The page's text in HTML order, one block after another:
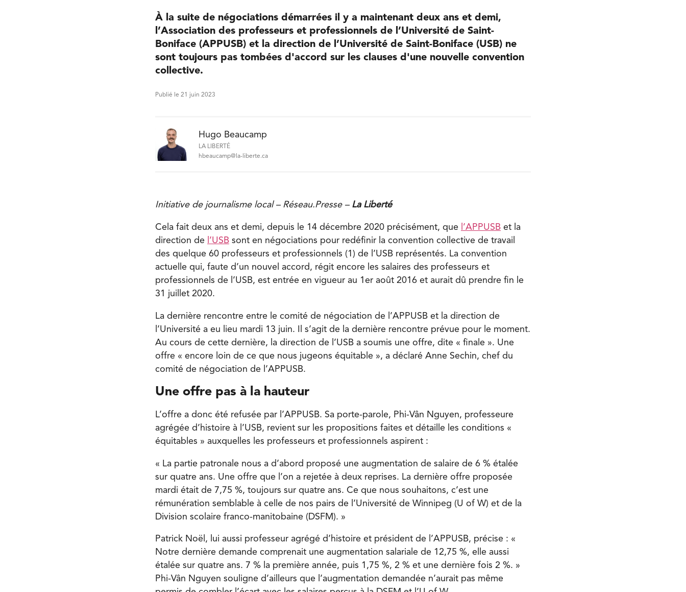
À la suite de négociations démarrées il y a maintenant deux ans et demi,
l’Association des professeurs et professionnels de l’Université de Saint-
Boniface (APPUSB) et la direction de l’Université de Saint-Boniface (USB) ne
sont toujours pas tombées d'accord sur les clauses d'une nouvelle convention
collective.
Publié le 21 juin 2023
Hugo Beaucamp
LA LIBERTÉ
hbeaucamp@la-liberte.ca
Initiative de journalisme local – Réseau.Presse – La Liberté
Cela fait deux ans et demi, depuis le 14 décembre 2020 précisément, que l’APPUSB et la
direction de l’USB sont en négociations pour redéfinir la convention collective de travail
des quelque 60 professeurs et professionnels (1) de l’USB représentés. La convention
actuelle qui, faute d’un nouvel accord, régit encore les salaires des professeurs et
professionnels de l’USB, est entrée en vigueur au 1er août 2016 et aurait dû prendre fin le
31 juillet 2020.
La dernière rencontre entre le comité de négociation de l’APPUSB et la direction de
l’Université a eu lieu mardi 13 juin. Il s’agit de la dernière rencontre prévue pour le moment.
Au cours de cette dernière, la direction de l’USB a soumis une offre, dite « finale ». Une
offre « encore loin de ce que nous jugeons équitable », a déclaré Anne Sechin, chef du
comité de négociation de l’APPUSB.
Une offre pas à la hauteur
L’offre a donc été refusée par l’APPUSB. Sa porte-parole, Phi-Vân Nguyen, professeure
agrégée d’histoire à l’USB, revient sur les propositions faites et détaille les conditions «
équitables » auxquelles les professeurs et professionnels aspirent :
« La partie patronale nous a d’abord proposé une augmentation de salaire de 6 % étalée
sur quatre ans. Une offre que l’on a rejetée à deux reprises. La dernière offre proposée
mardi était de 7,75 %, toujours sur quatre ans. Ce que nous souhaitons, c’est une
rémunération semblable à celle de nos pairs de l’Université de Winnipeg (U of W) et de la
Division scolaire franco-manitobaine (DSFM). »
Patrick Noël, lui aussi professeur agrégé d’histoire et président de l’APPUSB, précise : «
Notre dernière demande comprenait une augmentation salariale de 12,75 %, elle aussi
étalée sur quatre ans. 7 % la première année, puis 1,75 %, 2 % et une dernière fois 2 %. »
Phi-Vân Nguyen souligne d’ailleurs que l’augmentation demandée n’aurait pas même